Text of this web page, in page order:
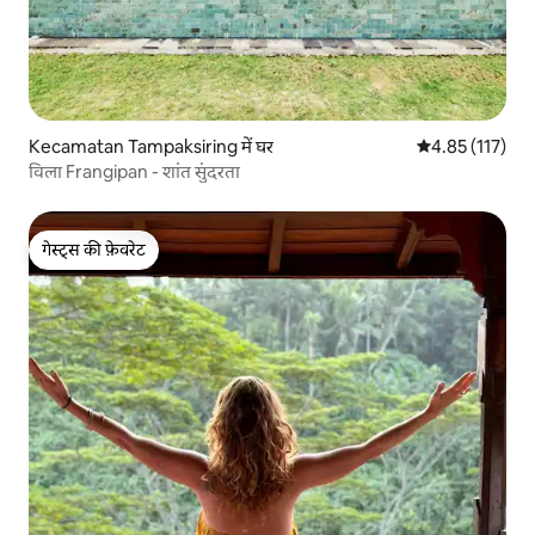
Kecamatan Tampaksiring में घर औसत रेटिंग 5 में से
4.85 (117)
विला Frangipan - शांत सुंदरता
गेस्ट्स की फ़ेवरेट
गेस्ट्स की फ़ेवरेट